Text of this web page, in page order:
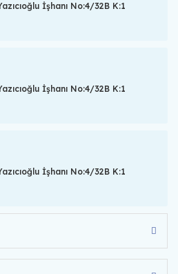
İşhanı No:4/32B K:1
İşhanı No:4/32B K:1
İşhanı No:4/32B K:1